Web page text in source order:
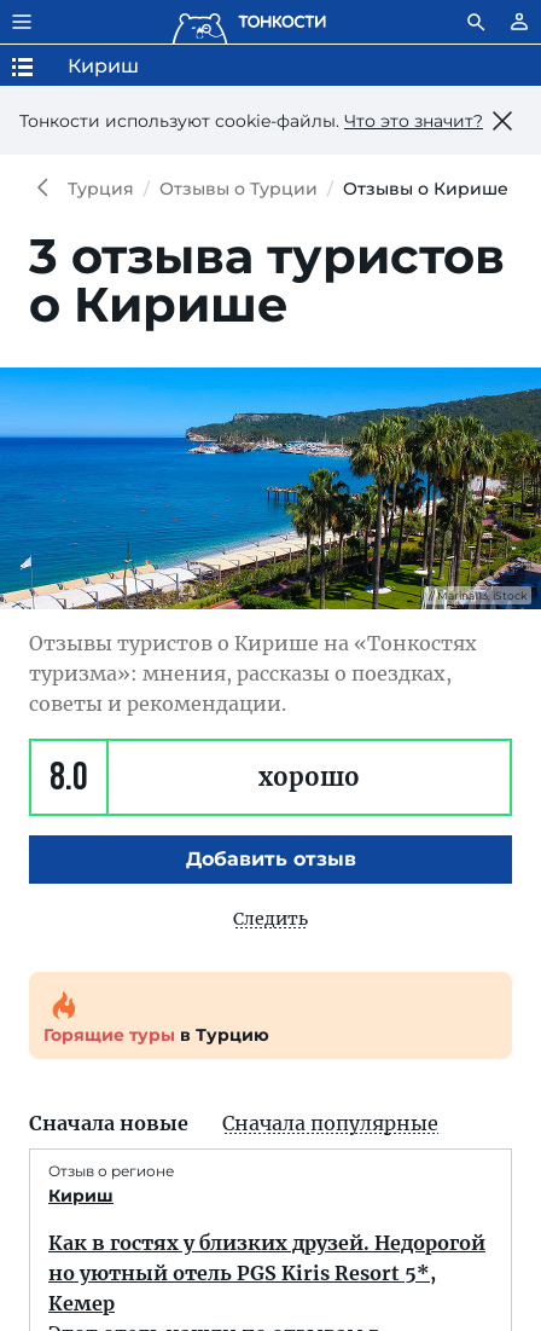
Тонкости используют сookie-файлы. Что это значит?
Кириш
Турция Отзывы о Турции Отзывы о Кирише
3 отзыва туристов
о Кирише
Marina113, iStock
Отзывы туристов о Кирише на «Тонкостях
туризма»: мнения, рассказы о поездках,
советы и рекомендации.
8.0 хорошо
Добавить отзыв
Следить
Горящие туры в Турцию
Сначала новые Сначала популярные
Отзыв о регионе
Кириш
Как в гостях у близких друзей. Недорогой
но уютный отель PGS Kiris Resort 5*,
Кемер